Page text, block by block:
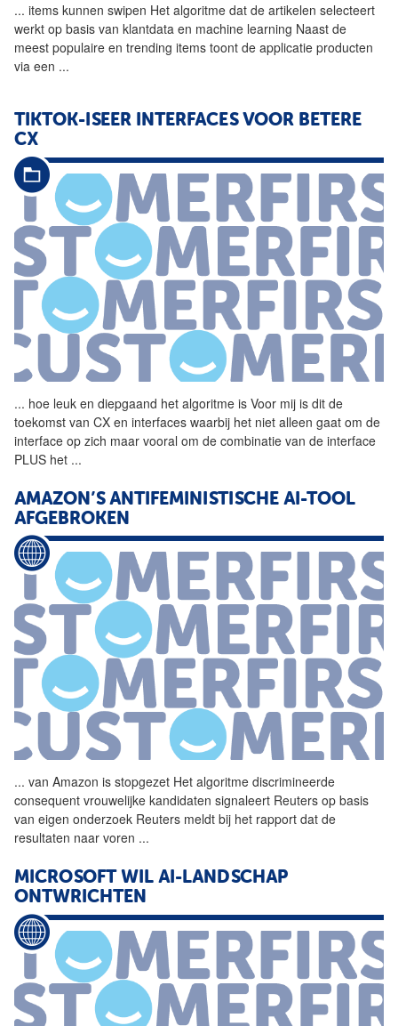
... items kunnen swipen Het algoritme dat de artikelen selecteert
werkt op basis van klantdata en machine learning Naast de
meest populaire en trending items toont de applicatie producten
via een ...
TIKTOK-ISEER INTERFACES VOOR BETERE
CX
... hoe leuk en diepgaand het algoritme is Voor mij is dit de
toekomst van CX en interfaces waarbij het niet alleen gaat om de
interface op zich maar vooral om de combinatie van de interface
PLUS het ...
AMAZON’S ANTIFEMINISTISCHE AI-TOOL
AFGEBROKEN
... van Amazon is stopgezet Het algoritme discrimineerde
consequent vrouwelijke kandidaten signaleert Reuters op basis
van eigen onderzoek Reuters meldt bij het rapport dat de
resultaten naar voren ...
MICROSOFT WIL AI-LANDSCHAP
ONTWRICHTEN